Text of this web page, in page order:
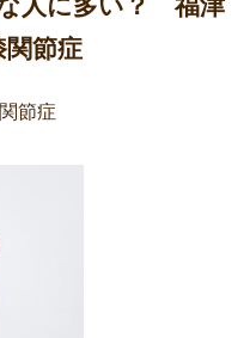
人に多い？ 福津
関節症
節症